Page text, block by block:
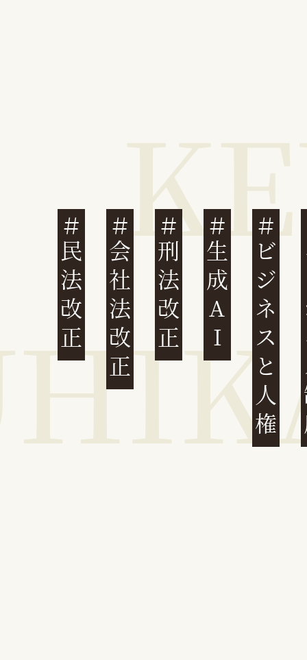
民法改正 会社法改正 刑法改正 生成AI ビジネスと人権